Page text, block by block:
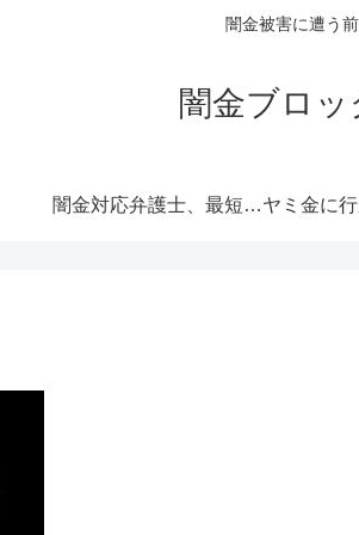
闇金被害に遭う
闇金ブロ
闇金対応弁護士、最短即日解決！